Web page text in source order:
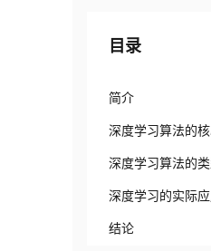
目录
简介
深度学习算法的
深度学习算法的
深度学习的实际
结论